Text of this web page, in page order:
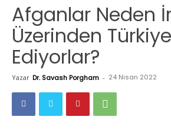
Afganlar Neden
Üzerinden
Ediyorlar?
Yazar Dr. Savash Porgham - 24 Nisan 2022